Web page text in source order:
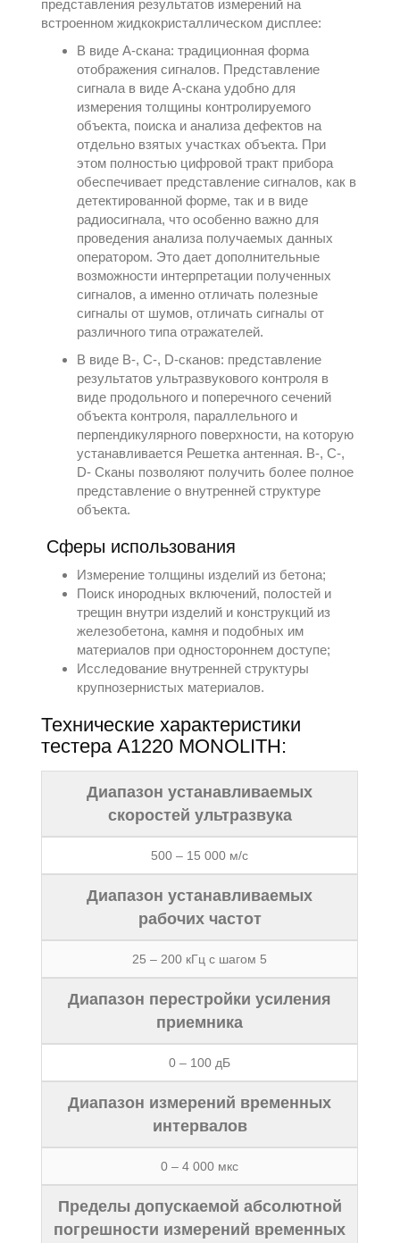
представления результатов измерений на
встроенном жидкокристаллическом дисплее:
В виде А-скана: традиционная форма
отображения сигналов. Представление
сигнала в виде А-скана удобно для
измерения толщины контролируемого
объекта, поиска и анализа дефектов на
отдельно взятых участках объекта. При
этом полностью цифровой тракт прибора
обеспечивает представление сигналов, как в
детектированной форме, так и в виде
радиосигнала, что особенно важно для
проведения анализа получаемых данных
оператором. Это дает дополнительные
возможности интерпретации полученных
сигналов, а именно отличать полезные
сигналы от шумов, отличать сигналы от
различного типа отражателей.
В виде В-, С-, D-сканов: представление
результатов ультразвукового контроля в
виде продольного и поперечного сечений
объекта контроля, параллельного и
перпендикулярного поверхности, на которую
устанавливается Решетка антенная. В-, С-,
D- Сканы позволяют получить более полное
представление о внутренней структуре
объекта.
Сферы использования
Измерение толщины изделий из бетона;
Поиск инородных включений, полостей и
трещин внутри изделий и конструкций из
железобетона, камня и подобных им
материалов при одностороннем доступе;
Исследование внутренней структуры
крупнозернистых материалов.
Технические характеристики
тестера А1220 MONOLITH:
Диапазон устанавливаемых
скоростей ультразвука
500 – 15 000 м/с
Диапазон устанавливаемых
рабочих частот
25 – 200 кГц с шагом 5
Диапазон перестройки усиления
приемника
0 – 100 дБ
Диапазон измерений временных
интервалов
0 – 4 000 мкс
Пределы допускаемой абсолютной
погрешности измерений временных